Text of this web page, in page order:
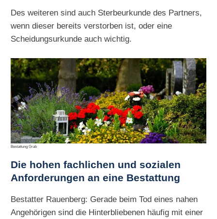
Des weiteren sind auch Sterbeurkunde des Partners,
wenn dieser bereits verstorben ist, oder eine
Scheidungsurkunde auch wichtig.
Bestattung Grab
Die hohenfachlichen und sozialen
Anforderungen an eine Bestattung
Bestatter Rauenberg: Gerade beim Tod eines nahen
Angehörigen sind die Hinterbliebenen häufig mit einer